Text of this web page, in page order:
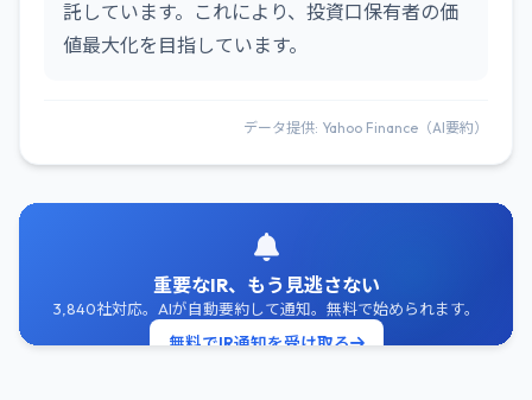
託しています。これにより、投資口保有者の価
値最大化を目指しています。
データ提供: Yahoo Finance（AI要約）
重要なIR、もう見逃さない
3,840社対応。AIが自動要約して通知。無料で始められます。
無料でIR通知を受け取る